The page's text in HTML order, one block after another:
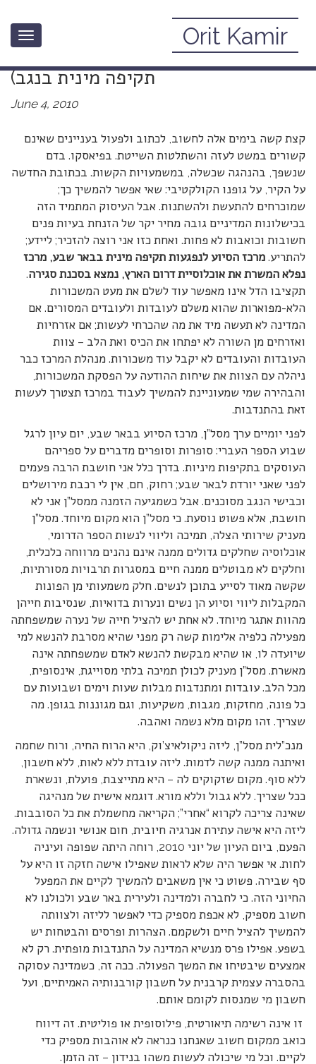
Toggle
Orit Kamir
להציל את מסל”ן (מרכז סיוע לנפגעות
תקיפה מינית בנגב)
June 4, 2010
קצת קשה בימים אלה לחשוב, לכתוב ולפעול בעניינים שאינם
קשורים במשט לעזה והשתלטות השייטת. בפיאסקו. בדם
שנשפך, בהנהגה שכשלה, במשמעויות הקשות. בכתובת החדשה
על הקיר, על גופנו הקולקטיבי: שאי אפשר להמשיך כך;
שמוכרחים להתעשת ולהשתנות. אבל העיסוק המתמיד הזה
בכישלונות המדיניים גובה מחיר יקר של הזנחת בעיות פנים
חשובות וכואבות לא פחות. ואחת כזו אני רוצה להזכיר; ליידע;
להתריע. מרכז הסיוע לנפגעות תקיפה מינית בבאר שבע, מרכז
נפלא המשרת את אוכלוסיית דרום הארץ, נמצא בסכנת סגירה.
תקציבו הדל אינו מאפשר עוד לשלם את מעט המשכורות
הלא-מפוארות שהוא משלם לעובדות ולעובדים המסורים. אם
המדינה לא תעשה מיד את מה שהכרחי לעשות; אם אזרחיות
ואזרחים מן השורה לא יפתחו את הכיס ואת הלב – צוות
העובדות והעובדים לא יקבל עוד משכורות. מנהלת המרכז כבר
ניהלה עם הצוות את שיחות ההודעה על הפסקת המשכורות,
והבהירה שמי שמעוניינת להמשיך לעבוד במרכז תצטרך לעשות
זאת בהתנדבות.
לפני יומיים ערך מסל”ן, מרכז הסיוע בבאר שבע, יום עיון לרגל
שבוע הספר העברי: סופרות וסופרים מדברים על ספריהם
העוסקים בתקיפות מיניות. בדרך כלל אני חושבת הרבה פעמים
לפני שאני יורדת לבאר שבע; רחוק, חם, אין לי רכבת מירושלים
וכבישי הנגב מסוכנים. אבל כשמגיעה הזמנה ממסל”ן אני לא
חושבת, אלא פשוט נוסעת. כי מסל”ן הוא מקום מיוחד. מסל”ן
מעניק שירותי הצלה, תמיכה וליווי לנשות הספר הדרומי,
אוכלוסיה שחלקים גדולים ממנה אינם נהנים מרווחה כלכלית,
וחלקים לא מבוטלים ממנה חיים במסגרות תרבויות מסורתיות,
שקשה מאוד לסייע בתוכן לנשים. חלק משמעותי מן הפונות
המקבלות ליווי וסיוע הן נשים ונערות בדואיות, שנסיבות חייהן
מהוות אתגר מיוחד. לא אחת יש להציל חייה של נערה שמשפחתה
מפעילה כלפיה אלימות קשה רק מפני שהיא מסרבת להנשא למי
שיועדה לו, או שהיא מבקשת להנשא לאדם שמשפחתה אינה
מאשרת. מסל”ן מעניק לכולן תמיכה בלתי מסוייגת, אינסופית,
מכל הלב. עובדות ומתנדבות מבלות שעות וימים ושבועות עם
כל פונה, מחזקות, מגבות, משקיעות, וגם מגוננות בגופן. מה
שצריך. זהו מקום מלא נשמה ואהבה.
מנכ”לית מסל”ן, ליזה ניקולאיצ’וק, היא הרוח החיה, ורוח שחמה
ואיתנה ממנה קשה לדמות. ליזה עובדת ללא לאות, ללא חשבון,
ללא סוף. מקום שזקוקים לה – היא מתייצבת, פועלת, ונשארת
ככל שצריך. ללא גבול וללא מורא. דוגמא אישית של מנהיגה
שאינה צריכה לקרוא “אחרי”; הקריאה מחשמלת את כל הסובבות.
ליזה היא אישה עתירת אנרגיה חיובית, חום אנושי ונשמה גדולה.
הפעם, ביום העיון של יוני 2010, רוחה היתה שפופה ועיניה
לחות. אי אפשר היה שלא לראות שאפילו אישה חזקה זו היא על
סף שבירה. פשוט כי אין משאבים להמשיך לקיים את המפעל
החיוני הזה. כי לחברה ולמדינה ולעירית באר שבע ולכולנו לא
חשוב מספיק, לא אכפת מספיק כדי לאפשר לליזה ולצוותה
להמשיך להציל חיים ולשקמם. הצהרות ופרסים והבטחות יש
בשפע. אפילו פרס מנשיא המדינה על התנדבות מופתית. רק לא
אמצעים שיבטיחו את המשך הפעולה. ככה זה, כשמדינה עסוקה
בהסברה עצמית קרבנית על חשבון קורבנותיה האמיתיים, ועל
חשבון מי שמנסות לקומם אותם.
זו אינה רשימה תיאורטית, פילוסופית או פוליטית. זה דיווח
כואב ממקום חשוב שאנחנו כנראה לא אוהבות מספיק כדי
לקיים. וכל מי שיכולה לעשות משהו בנידון – זה הזמן.